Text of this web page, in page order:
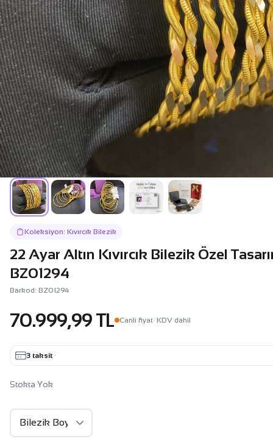
Koleksiyon: Kıvırcık Bilezik
22 Ayar Altın Kıvırcık Bilezik Özel
BZ01294
Barkod: BZ01294
70.999,99 TL Canli fiyat· KDV dahil
3 taksit ·
Stokta Yok